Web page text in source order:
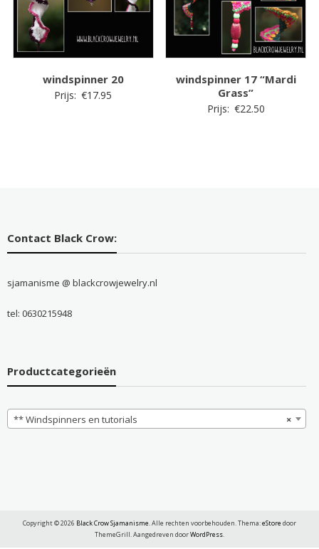
windspinner 20
Prijs: €17.95
windspinner 17 “Mardi
Grass”
Prijs: €22.50
Contact Black Crow:
sjamanisme @ blackcrowjewelry.nl
tel: 0630215948
Productcategorieën
×
** Windspinners en tutorials
Copyright © 2026 Black Crow Sjamanisme. Alle rechten voorbehouden. Thema:eStore door
ThemeGrill. Aangedreven doorWordPress.